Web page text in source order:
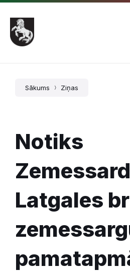
Pāriet
saturu
Skip
main
navigation
Skip
footer
Sākums Ziņas
Notiks
Latgales